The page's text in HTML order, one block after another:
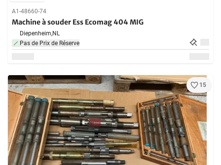
A1-48660-74
Machine à souder Ess Ecomag 404 MIG
Diepenheim,NL
Pas de Prix de Réserve
15